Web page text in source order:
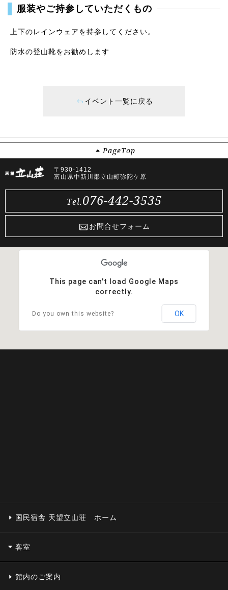
服装やご持参していただくもの
上下のレインウェアを持参してください。
防水の登山靴をお勧めします
イベント一覧に戻る
PageTop
〒930-1412
富山県中新川郡立山町弥陀ケ原
Tel.076-442-3535
お問合せフォーム
This page can't load Google Maps
correctly.
Do you own this website? OK
国民宿舎 天望立山荘 ホーム
客室
館内のご案内